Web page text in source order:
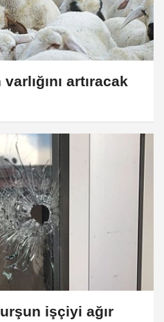
artıracak
işçiyi ağır